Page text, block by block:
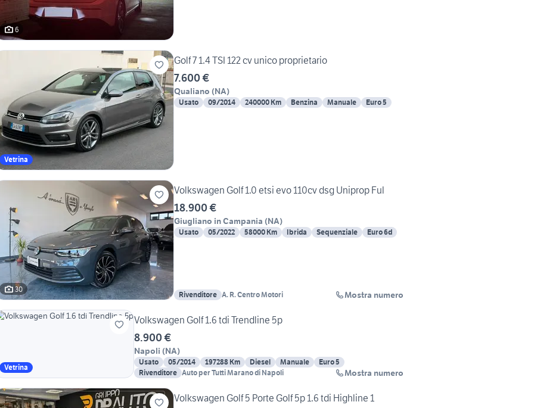
6
Vetrina
Golf 7 1.4 TSI 122 cv unico proprietario
7.600 €
Qualiano (NA)
Usato 09/2014 240000 Km Benzina Manuale Euro 5
30
Volkswagen Golf 1.0 etsi evo 110cv dsg Uniprop Ful
18.900 €
Giugliano in Campania (NA)
Usato 05/2022 58000 Km Ibrida Sequenziale Euro 6d
Rivenditore A. R. Centro Motori Mostra numero
Vetrina
Volkswagen Golf 1.6 tdi Trendline 5p
8.900 €
Napoli (NA)
Usato 05/2014 197288 Km Diesel Manuale
Euro 5
Rivenditore Auto per Tutti Marano di Napoli Mostra numero
Volkswagen Golf 5 Porte Golf 5p 1.6 tdi Highline 1